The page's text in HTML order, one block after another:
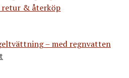
& återköp
– med regnvatten